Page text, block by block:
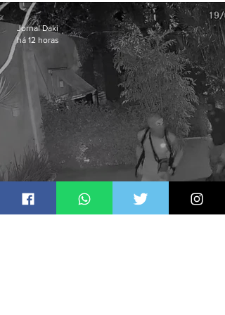
Jornal Daki
há 12 horas